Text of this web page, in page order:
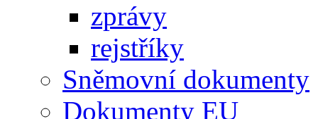
zprávy
rejstříky
Sněmovní dokumenty
Dokumenty EU